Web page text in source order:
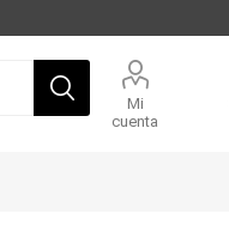
Mi
cuenta